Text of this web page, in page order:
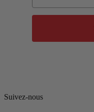
Suivez-nous